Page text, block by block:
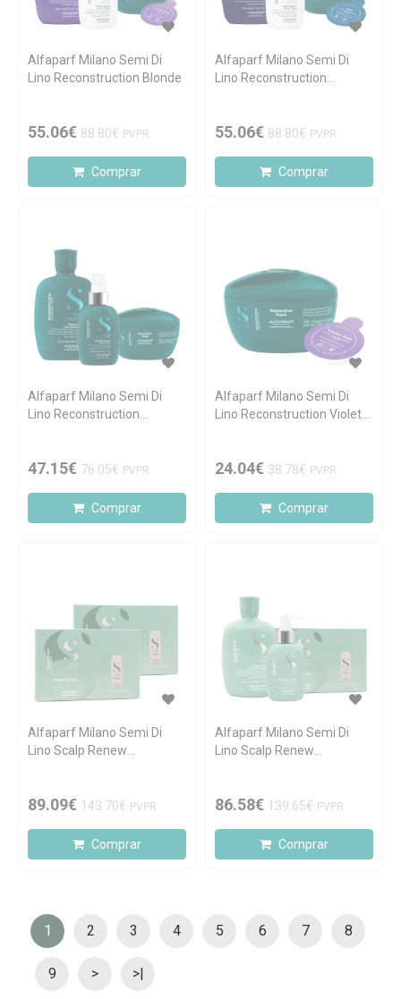
Alfaparf Milano Semi Di
Lino Reconstruction Blonde
55.06€ 88.80€ PVPR
Comprar
Alfaparf Milano Semi Di
Lino Reconstruction
55.06€ 88.80€ PVPR
Comprar
Alfaparf Milano Semi Di
Lino Reconstruction
47.15€ 76.05€ PVPR
Comprar
Alfaparf Milano Semi Di
Lino Reconstruction Violet
24.04€ 38.78€ PVPR
Comprar
Alfaparf Milano Semi Di
Lino Scalp Renew
89.09€ 143.70€ PVPR
Comprar
Alfaparf Milano Semi Di
Lino Scalp Renew
86.58€ 139.65€ PVPR
Comprar
1 2 3 4 5 6 7 8
9 > >|